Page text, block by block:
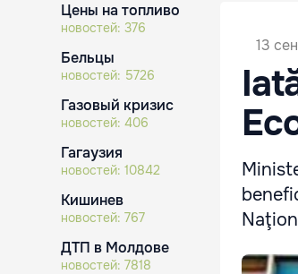
Цены на топливо
новостей: 376
Бельцы
новостей: 5726
Газовый кризис
новостей: 406
Гагаузия
новостей: 10842
Кишинев
новостей: 767
ДТП в Молдове
новостей: 7818
13